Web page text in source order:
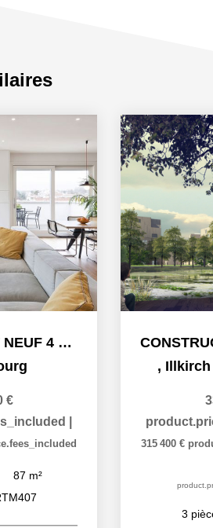
APPARTEMENT NEUF 4 PIECES À STRASBOURG ART MODERNE - GARE
€
87 m²
, Illkirch
315 400 €
3